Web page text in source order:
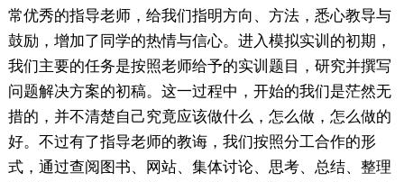
常优秀的指导老师，给我们指明方向、方法，悉心教导与
鼓励，增加了同学的热情与信心。进入模拟实训的初期，
我们主要的任务是按照老师给予的实训题目，研究并撰写
问题解决方案的初稿。这一过程中，开始的我们是茫然无
措的，并不清楚自己究竟应该做什么，怎么做，怎么做的
好。不过有了指导老师的教诲，我们按照分工合作的形
式，通过查阅图书、网站、集体讨论、思考、总结、整理